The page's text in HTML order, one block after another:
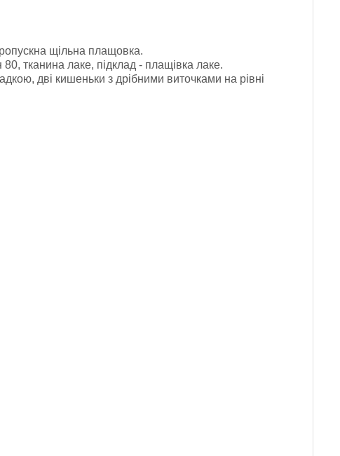
щільна плащовка.
тканина лаке, підклад - плащівка лаке.
дві кишеньки з дрібними виточками на рівні